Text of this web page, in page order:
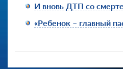
И вновь ДТП со
«Ребенок – главный